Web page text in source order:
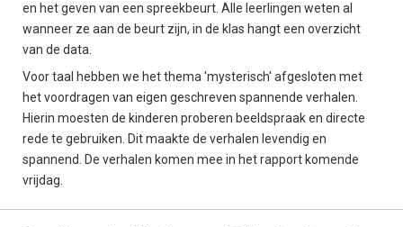
en het geven van een spreekbeurt. Alle leerlingen weten al
wanneer ze aan de beurt zijn, in de klas hangt een overzicht
van de data.
Voor taal hebben we het thema 'mysterisch' afgesloten met
het voordragen van eigen geschreven spannende verhalen.
Hierin moesten de kinderen proberen beeldspraak en directe
rede te gebruiken. Dit maakte de verhalen levendig en
spannend. De verhalen komen mee in het rapport komende
vrijdag.